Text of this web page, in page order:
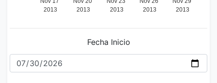
Fecha Inicio